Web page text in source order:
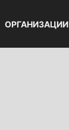
ОРГАНИЗАЦИИ